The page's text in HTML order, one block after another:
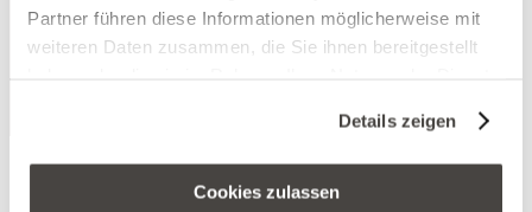
Partner führen diese Informationen möglicherweise mit
weiteren Daten zusammen, die Sie ihnen bereitgestellt
Cookies, wenn Sie unsere Webseite weiterhin nutzen.
Details zeigen
Cookies zulassen
ansehen